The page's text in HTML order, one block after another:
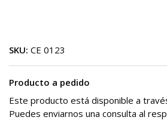
SKU: CE 0123
Producto a pedido
Este producto está disponible a
Puedes enviarnos una consulta al